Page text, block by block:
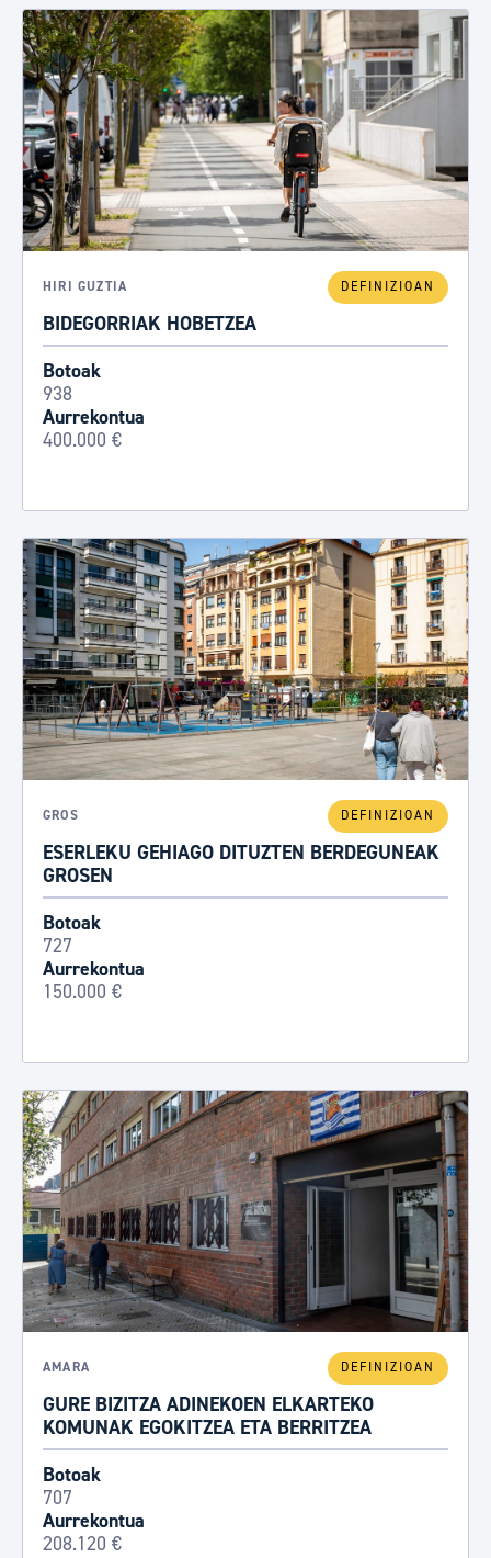
HIRI GUZTIA DEFINIZIOAN
BIDEGORRIAK HOBETZEA
Botoak
938
Aurrekontua
400.000 €
GROS DEFINIZIOAN
ESERLEKU GEHIAGO DITUZTEN BERDEGUNEAK
GROSEN
Botoak
727
Aurrekontua
150.000 €
AMARA DEFINIZIOAN
GURE BIZITZA ADINEKOEN ELKARTEKO
KOMUNAK EGOKITZEA ETA BERRITZEA
Botoak
707
Aurrekontua
208.120 €